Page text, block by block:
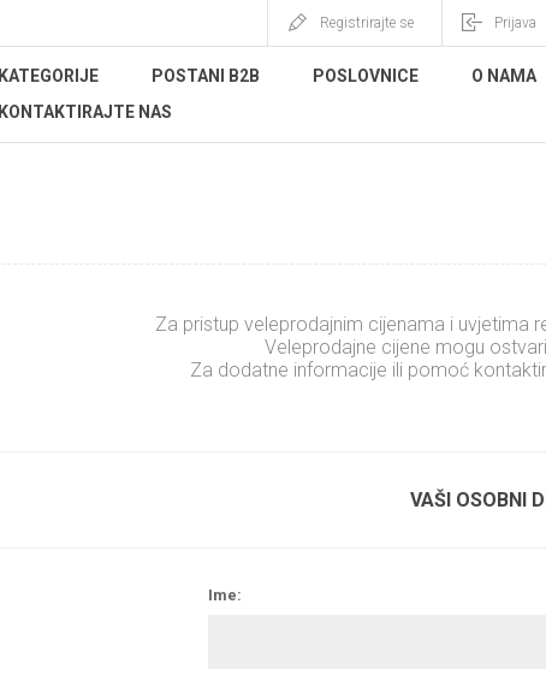
Registrirajte se Prijava
KATEGORIJE POSTANI B2B POSLOVNICE O NAMA
KONTAKTIRAJTE NAS
Za pristup veleprodajnim cijenama i uvjetima
Veleprodajne cijene mogu
Za dodatne informacije ili pomoć
VAŠI OSOBNI
Ime: